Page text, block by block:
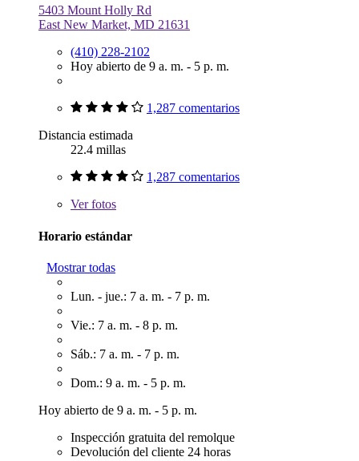
5403 Mount Holly Rd
East New Market, MD 21631
(410) 228-2102
Hoy abierto de 9 a. m. - 5 p. m.
1,287 comentarios
Distancia estimada
22.4 millas
1,287 comentarios
Verfotos
Horario estándar
Mostrar todas
Lun. - jue.: 7 a. m. - 7 p. m.
Vie.: 7 a. m. - 8 p. m.
Sáb.: 7 a. m. - 7 p. m.
Dom.: 9 a. m. - 5 p. m.
Hoy abierto de 9 a. m. - 5 p. m.
Inspección gratuita del remolque
Devolución del cliente 24 horas